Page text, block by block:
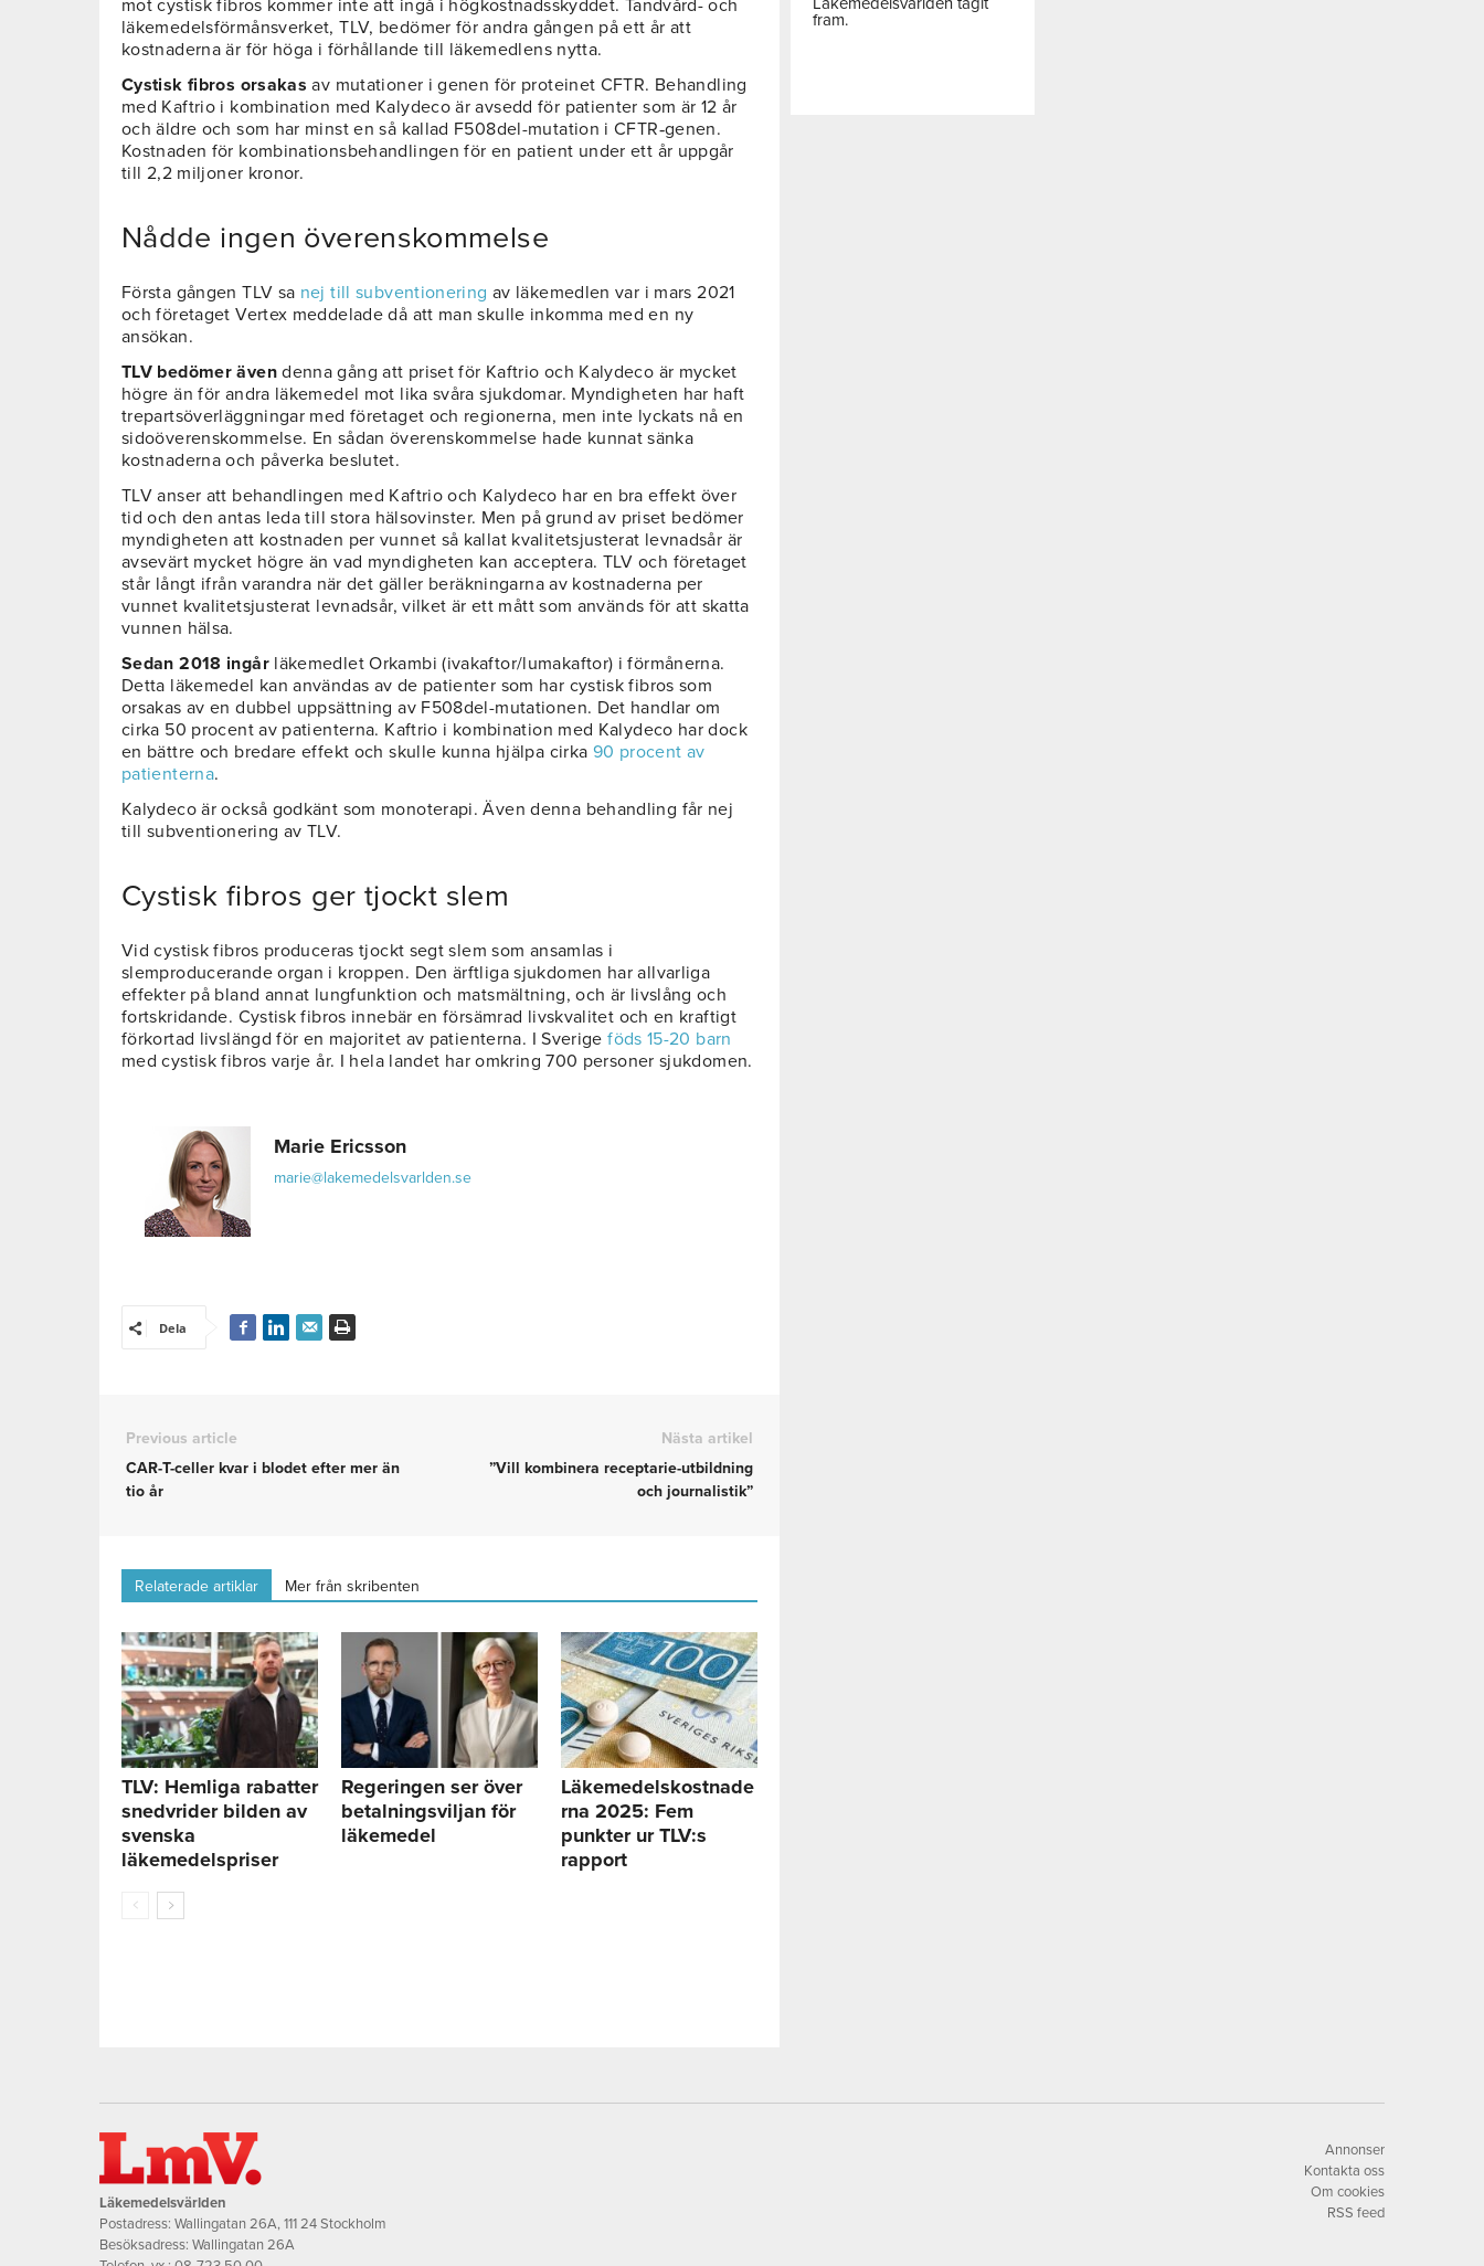
mot cystisk fibros kommer inte att ingå i högkostnadsskyddet. Tandvård- och
läkemedelsförmånsverket, TLV, bedömer för andra gången på ett år att
kostnaderna är för höga i förhållande till läkemedlens nytta.
Cystisk fibros orsakasav mutationer i genen för proteinet CFTR. Behandling
med Kaftrio i kombination med Kalydeco är avsedd för patienter som är 12 år
och äldre och som har minst en så kallad F508del-mutation i CFTR‑genen.
Kostnaden för kombinationsbehandlingen för en patient under ett år uppgår
till 2,2 miljoner kronor.
Nådde ingen överenskommelse
Första gången TLV sa nej till subventionering av läkemedlen var i mars 2021
och företaget Vertex meddelade då att man skulle inkomma med en ny
ansökan.
TLV bedömer ävendenna gång att priset för Kaftrio och Kalydeco är mycket
högre än för andra läkemedel mot lika svåra sjukdomar. Myndigheten har haft
trepartsöverläggningar med företaget och regionerna, men inte lyckats nå en
sidoöverenskommelse. En sådan överenskommelse hade kunnat sänka
kostnaderna och påverka beslutet.
TLV anser att behandlingen med Kaftrio och Kalydeco har en bra effekt över
tid och den antas leda till stora hälsovinster. Men på grund av priset bedömer
myndigheten att kostnaden per vunnet så kallat kvalitetsjusterat levnadsår är
avsevärt mycket högre än vad myndigheten kan acceptera. TLV och företaget
står långt ifrån varandra när det gäller beräkningarna av kostnaderna per
vunnet kvalitetsjusterat levnadsår, vilket är ett mått som används för att skatta
vunnen hälsa.
Sedan 2018 ingårläkemedlet Orkambi (ivakaftor/lumakaftor) i förmånerna.
Detta läkemedel kan användas av de patienter som har cystisk fibros som
orsakas av en dubbel uppsättning av F508del-mutationen. Det handlar om
cirka 50 procent av patienterna. Kaftrio i kombination med Kalydeco har dock
en bättre och bredare effekt och skulle kunna hjälpa cirka 90 procent av
patienterna.
Kalydeco är också godkänt som monoterapi. Även denna behandling får nej
till subventionering av TLV.
Cystisk fibros ger tjockt slem
Vid cystisk fibros produceras tjockt segt slem som ansamlas i
slemproducerande organ i kroppen. Den ärftliga sjukdomen har allvarliga
effekter på bland annat lungfunktion och matsmältning, och är livslång och
fortskridande. Cystisk fibros innebär en försämrad livskvalitet och en kraftigt
förkortad livslängd för en majoritet av patienterna. I Sverigeföds 15-20 barn
med cystisk fibros varje år. I hela landet har omkring 700 personer sjukdomen.
Marie Ericsson
marie@lakemedelsvarlden.se
Dela
Previous article
CAR-T-celler kvar i blodet efter mer än
tio år
Nästa artikel
”Vill kombinera receptarie-utbildning
och journalistik”
Relaterade artiklar Mer från skribenten
TLV: Hemliga rabatter
snedvrider bilden av
svenska
läkemedelspriser
Regeringen ser över
betalningsviljan för
läkemedel
Läkemedelskostnade
rna 2025: Fem
punkter ur TLV:s
rapport
fram.
Läkemedelsvärlden
Postadress: Wallingatan 26A, 111 24 Stockholm
Besöksadress: Wallingatan 26A
Annonser
Kontakta oss
Om cookies
RSS feed